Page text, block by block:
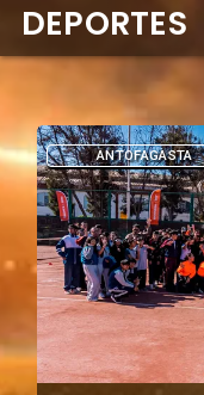
DEPORTES
DEPORTES